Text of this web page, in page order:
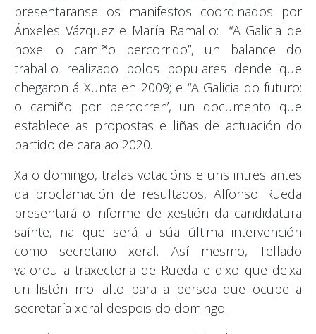
presentaranse os manifestos coordinados por
Ánxeles Vázquez e María Ramallo: “A Galicia de
hoxe: o camiño percorrido”, un balance do
traballo realizado polos populares dende que
chegaron á Xunta en 2009; e “A Galicia do futuro:
o camiño por percorrer”, un documento que
establece as propostas e liñas de actuación do
partido de cara ao 2020.
Xa o domingo, tralas votacións e uns intres antes
da proclamación de resultados, Alfonso Rueda
presentará o informe de xestión da candidatura
saínte, na que será a súa última intervención
como secretario xeral. Así mesmo, Tellado
valorou a traxectoria de Rueda e dixo que deixa
un listón moi alto para a persoa que ocupe a
secretaría xeral despois do domingo.